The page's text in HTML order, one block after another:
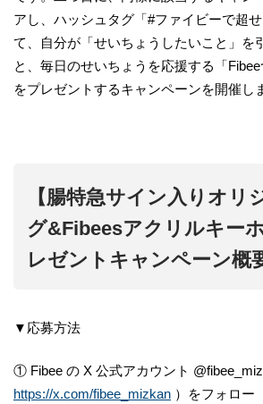
アし、ハッシュタグ「#ファイビーで超
て、自分が「せいちょうしたいこと」を
と、毎日のせいちょうを応援する「Fibee
をプレゼントするキャンペーンを開催し
【腸特急サイン入りオリ
グ&Fibeesアクリルキー
レゼントキャンペーン概
▼応募方法
① Fibee の X 公式アカウント
https://x.com/fibee_mizkan ）をフォロー